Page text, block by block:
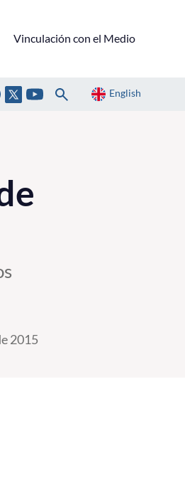
Vinculación con el Medio
English
2015